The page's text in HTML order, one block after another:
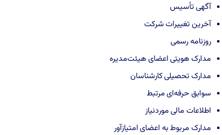
آگهی تأسیس
آخرین تغییرات شرکت
روزنامه رسمی
مدارک هویتی اعضای هیئت‌مدیره
مدارک تحصیلی کارشناسان
سوابق حرفه‌ای مرتبط
اطلاعات مالی موردنیاز
مدارک مربوط به اعضای امتیازآور